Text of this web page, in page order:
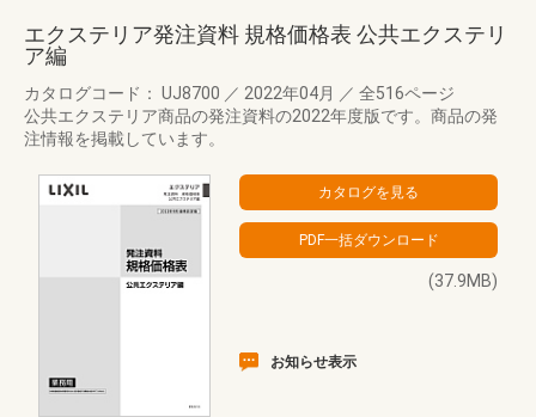
エクステリア発注資料 規格価格表 公共エクステリ
ア編
カタログコード： UJ8700 ／ 2022年04月 ／ 全516ページ
公共エクステリア商品の発注資料の2022年度版です。商品の発
注情報を掲載しています。
(37.9MB)
お知らせ表示